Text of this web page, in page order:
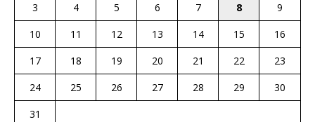
3
4 5 6 7 8
9
10
11 12 13 14 15
16
17
18 19 20 21 22
23
24
25 26 27 28 29
30
31